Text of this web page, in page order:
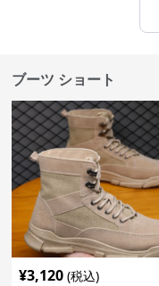
ブーツ ショート
¥3,120 (税込)